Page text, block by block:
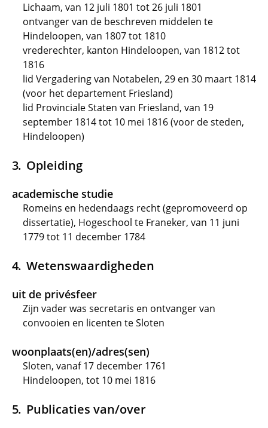
Lichaam, van 12 juli 1801 tot 26 juli 1801
ontvanger van de beschreven middelen te
Hindeloopen, van 1807 tot 1810
vrederechter, kanton Hindeloopen, van 1812 tot
1816
lid Vergadering van Notabelen, 29 en 30 maart 1814
(voor het departement Friesland)
lid Provinciale Staten van Friesland, van 19
september 1814 tot 10 mei 1816 (voor de steden,
Hindeloopen)
Opleiding
academische studie
Romeins en hedendaags recht (gepromoveerd op
dissertatie), Hogeschool te Franeker, van 11 juni
1779 tot 11 december 1784
Wetenswaardigheden
uit de privésfeer
Zijn vader was secretaris en ontvanger van
convooien en licenten te Sloten
woonplaats(en)/adres(sen)
Sloten, vanaf 17 december 1761
Hindeloopen, tot 10 mei 1816
Publicaties van/over